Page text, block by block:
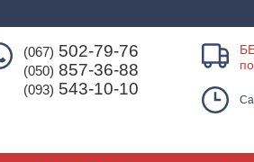
(067) 502-79-76
(050) 857-36-88
(093) 543-10-10